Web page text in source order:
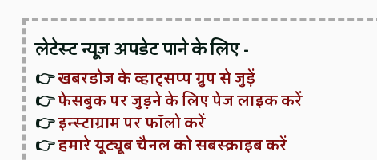
लेटेस्ट न्यूज़ अपडेट पाने के लिए -
👉खबरडोज के व्हाट्सप्प ग्रुप से जुड़ें
👉फेसबुक पर जुड़ने के लिए पेज लाइक करें
👉इन्स्टाग्राम पर फॉलो करें
👉हमारे यूट्यूब चैनल को सबस्क्राइब करें